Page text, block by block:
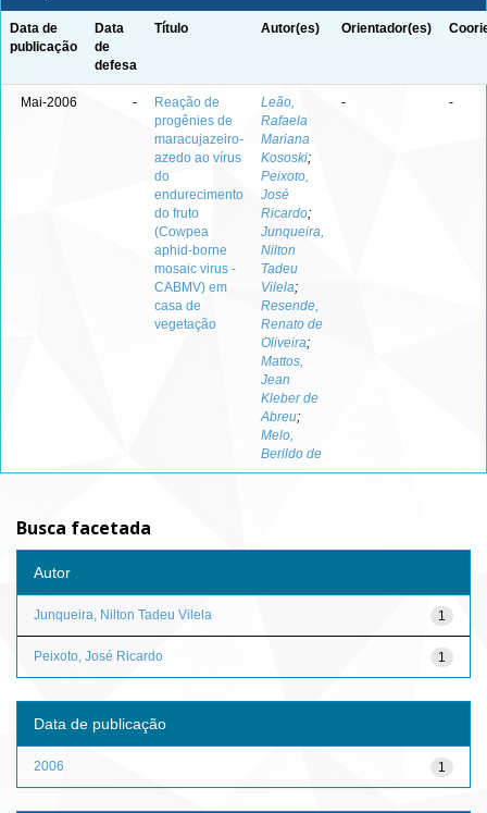
Data de
publicação
Data
de
defesa
Título Autor(es) Orientador(es)
Mai-2006 -
Reação de
progênies de
maracujazeiro-
azedo ao vírus
do
endurecimento
do fruto
(Cowpea
aphid-borne
mosaic virus -
CABMV) em
casa de
vegetação
Leão,
Rafaela
Mariana
Kososki;
Peixoto,
José
Ricardo;
Junqueira,
Nilton
Tadeu
Vilela;
Resende,
Renato de
Oliveira;
Mattos,
Jean
Kleber de
Abreu;
Melo,
Berildo de
- -
Busca facetada
Autor
1
Junqueira, Nilton Tadeu Vilela
1
Peixoto, José Ricardo
Data de publicação
1
2006